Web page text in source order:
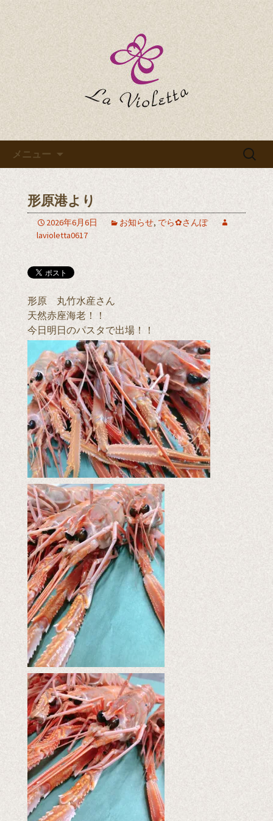
La Violettaのブログ
La Violettaのブログです
メニュー
検
形原港より
2026年6月6日 お知らせ, でら✿さんぽ
lavioletta0617
形原 丸竹水産さん
天然赤座海老！！
今日明日のパスタで出場！！